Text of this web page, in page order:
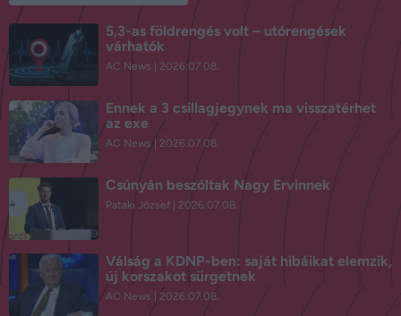
5,3-as földrengés volt – utórengések
várhatók
AC News 2026.07.08.
Ennek a 3 csillagjegynek ma visszatérhet
az exe
AC News 2026.07.08.
Csúnyán beszóltak Nagy Ervinnek
Pataki József 2026.07.08.
Válság a KDNP-ben: saját hibáikat elemzik,
új korszakot sürgetnek
AC News 2026.07.08.